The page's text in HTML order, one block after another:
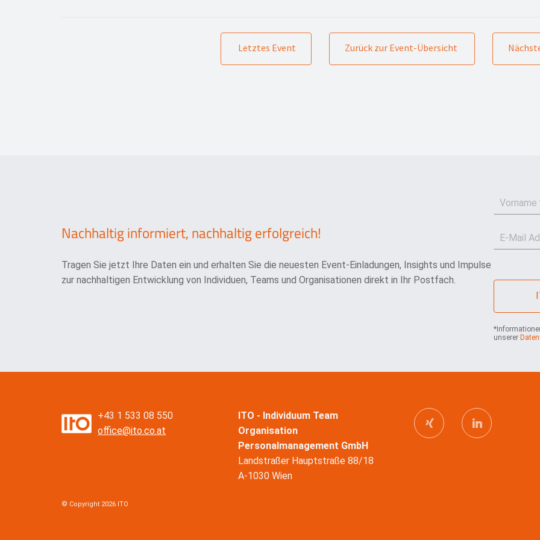
Letztes Event Zurück zur Event-Übersicht
Nachhaltig informiert, nachhaltig erfolgreich!
Tragen Sie jetzt Ihre Daten ein und erhalten Sie die neuesten Event-Einladungen, Insights und Impulse
zur nachhaltigen Entwicklung von Individuen, Teams und Organisationen direkt in Ihr Postfach.
a
*
i
unserer
+43 1 533 08 550
office@ito.co.at
ITO - Individuum Team
Organisation
Personalmanagement GmbH
Landstraßer Hauptstraße 88/18
A-1030 Wien
© Copyright 2026 ITO